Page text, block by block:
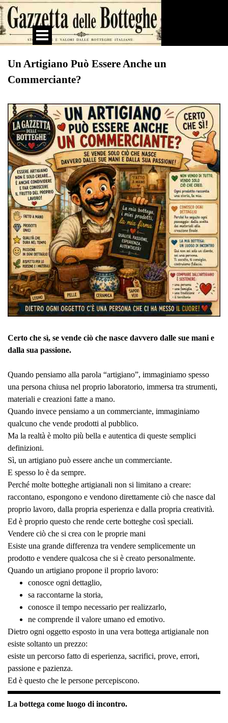
Vai ai contenuti
Salta menù
Un Artigiano Può Essere Anche un
Commerciante?
Certo che sì, se vende ciò che nasce davvero dalle sue mani e
dalla sua passione.
Quando pensiamo alla parola “artigiano”, immaginiamo spesso
una persona chiusa nel proprio laboratorio, immersa tra strumenti,
materiali e creazioni fatte a mano.
Quando invece pensiamo a un commerciante, immaginiamo
qualcuno che vende prodotti al pubblico.
Ma la realtà è molto più bella e autentica di queste semplici
definizioni.
Sì, un artigiano può essere anche un commerciante.
E spesso lo è da sempre.
Perché molte botteghe artigianali non si limitano a creare:
raccontano, espongono e vendono direttamente ciò che nasce dal
proprio lavoro, dalla propria esperienza e dalla propria creatività.
Ed è proprio questo che rende certe botteghe così speciali.
Vendere ciò che si crea con le proprie mani
Esiste una grande differenza tra vendere semplicemente un
prodotto e vendere qualcosa che si è creato personalmente.
Quando un artigiano propone il proprio lavoro:
conosce ogni dettaglio,
sa raccontarne la storia,
conosce il tempo necessario per realizzarlo,
ne comprende il valore umano ed emotivo.
Dietro ogni oggetto esposto in una vera bottega artigianale non
esiste soltanto un prezzo:
esiste un percorso fatto di esperienza, sacrifici, prove, errori,
passione e pazienza.
Ed è questo che le persone percepiscono.
La bottega come luogo di incontro.